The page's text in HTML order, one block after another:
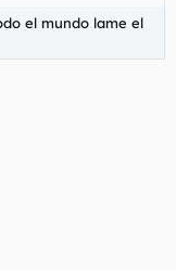
el mundo lame el